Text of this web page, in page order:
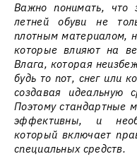
Важно понимать, что
летней обуви не
плотным материалом,
которые влияют на
Влага, которая
будь то пот, снег или
создавая идеальную
Поэтому стандартные
эффективны, и
который включает
специальных средств.